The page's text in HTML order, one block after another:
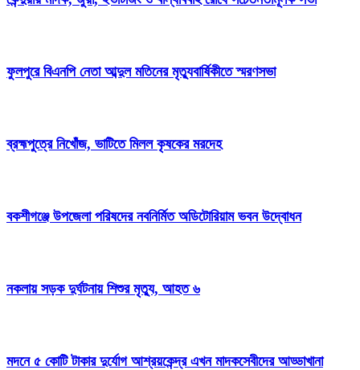
ফুলপুরে বিএনপি নেতা আব্দুল মতিনের মৃত্যুবার্ষিকীতে স্মরণসভা
ব্রহ্মপুত্রে নিখোঁজ, ভাটিতে মিলল কৃষকের মরদেহ
বকশীগঞ্জে উপজেলা পরিষদের নবনির্মিত অডিটোরিয়াম ভবন উদ্বোধন
নকলায় সড়ক দুর্ঘটনায় শিশুর মৃত্যু, আহত ৬
মদনে ৫ কোটি টাকার দুর্যোগ আশ্রয়কেন্দ্র এখন মাদকসেবীদের আড্ডাখানা